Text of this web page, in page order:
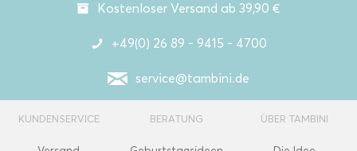
Kostenloser Versand ab 39,90 €
+49(0) 26 89 - 9415 - 4700
service@tambini.de
KUNDENSERVICE BERATUNG ÜBER TAMBINI